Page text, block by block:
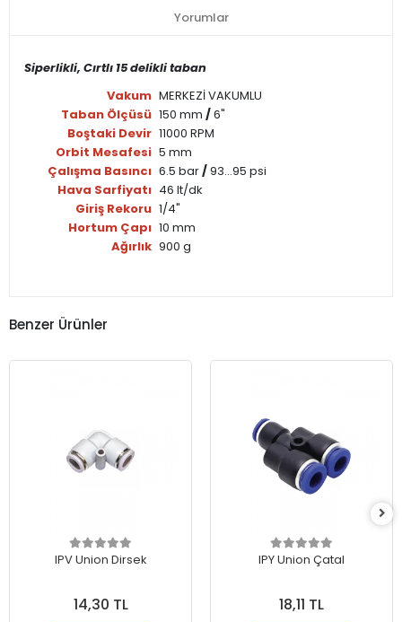
Yorumlar
Siperlikli, Cırtlı 15 delikli taban
Vakum MERKEZİ VAKUMLU
Taban Ölçüsü 150 mm /6"
Boştaki Devir 11000 RPM
Orbit Mesafesi 5 mm
Çalışma Basıncı 6.5 bar/93...95 psi
Hava Sarfiyatı 46 lt/dk
Giriş Rekoru 1/4"
Hortum Çapı 10 mm
Ağırlık 900 g
Benzer Ürünler
IPV Union Dirsek
14,30 TL
IPY Union Çatal
18,11 TL